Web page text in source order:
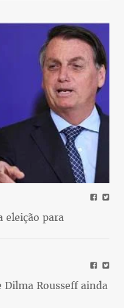
eleição para
Rousseff ainda